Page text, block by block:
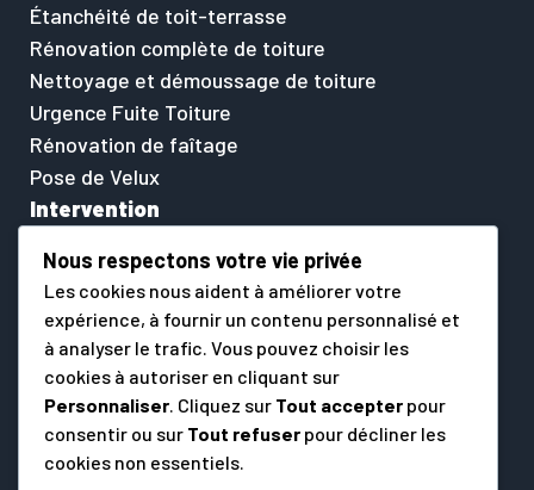
Étanchéité de toit-terrasse
Rénovation complète de toiture
Nettoyage et démoussage de toiture
Urgence Fuite Toiture
Rénovation de faîtage
Pose de Velux
Intervention
Suresnes
Garches
Rueil-Malmaison
Sèvres
Ville-d’Avray
Meudon
Puteaux
Vaucresson
Nous respectons votre vie privée
Les cookies nous aident à améliorer votre
expérience, à fournir un contenu personnalisé et
à analyser le trafic. Vous pouvez choisir les
cookies à autoriser en cliquant sur
Personnaliser . Cliquez sur Tout accepter pour
consentir ou sur Tout refuser pour décliner les
cookies non essentiels.